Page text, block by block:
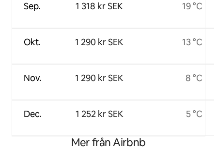
Sep.
Okt.
Nov.
Dec.
1 318 kr SEK
1 290 kr SEK
1 290 kr SEK
1 252 kr SEK
19 °C
13 °C
8 °C
5 °C
Mer från Airbnb